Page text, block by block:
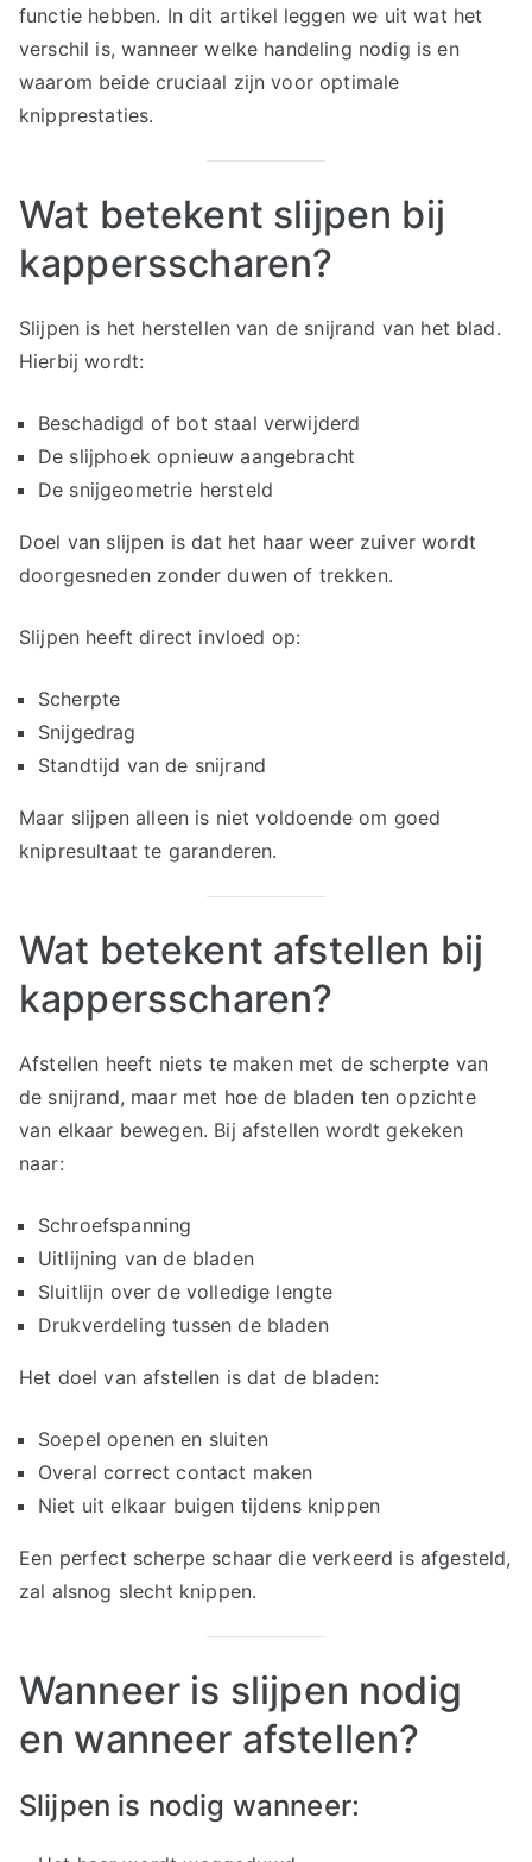
functie hebben. In dit artikel leggen we uit wat het
verschil is, wanneer welke handeling nodig is en
waarom beide cruciaal zijn voor optimale
knipprestaties.
Wat betekent slijpen bij
kappersscharen?
Slijpen is het herstellen van de snijrand van het blad.
Hierbij wordt:
Beschadigd of bot staal verwijderd
De slijphoek opnieuw aangebracht
De snijgeometrie hersteld
Doel van slijpen is dat het haar weer zuiver wordt
doorgesneden zonder duwen of trekken.
Slijpen heeft direct invloed op:
Scherpte
Snijgedrag
Standtijd van de snijrand
Maar slijpen alleen is niet voldoende om goed
knipresultaat te garanderen.
Wat betekent afstellen bij
kappersscharen?
Afstellen heeft niets te maken met de scherpte van
de snijrand, maar met hoe de bladen ten opzichte
van elkaar bewegen. Bij afstellen wordt gekeken
naar:
Schroefspanning
Uitlijning van de bladen
Sluitlijn over de volledige lengte
Drukverdeling tussen de bladen
Het doel van afstellen is dat de bladen:
Soepel openen en sluiten
Overal correct contact maken
Niet uit elkaar buigen tijdens knippen
Een perfect scherpe schaar die verkeerd is afgesteld,
zal alsnog slecht knippen.
Wanneer is slijpen nodig
en wanneer afstellen?
Slijpen is nodig wanneer: